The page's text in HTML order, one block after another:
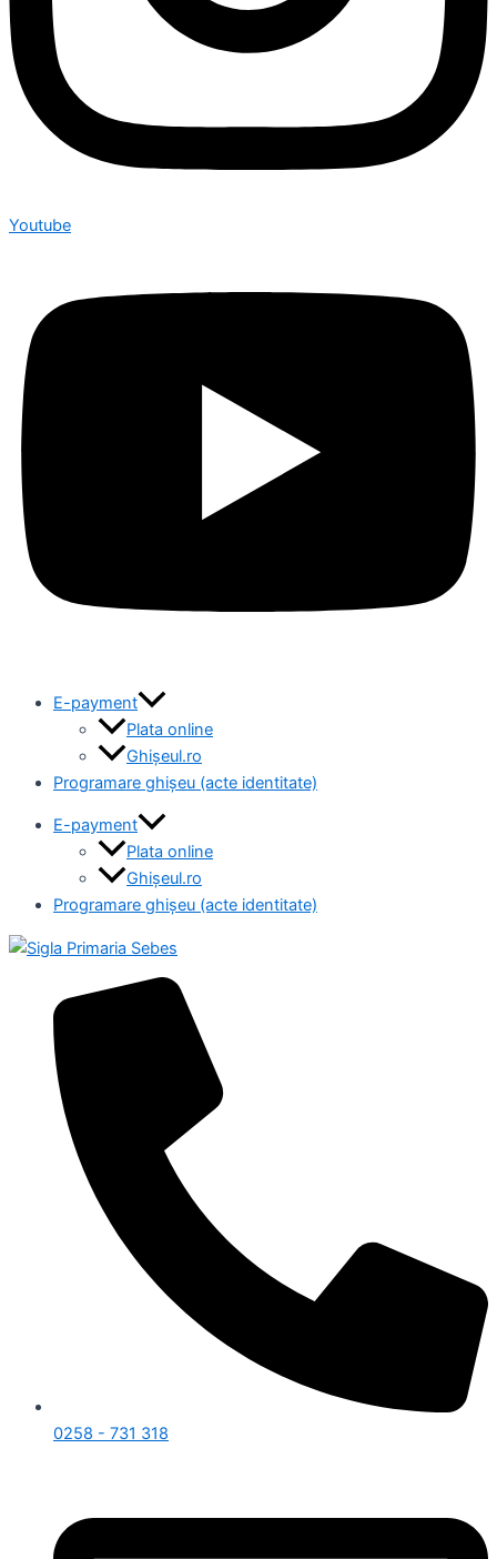
Youtube
E-payment
Plata online
Ghișeul.ro
Programare ghișeu (acte identitate)
E-payment
Plata online
Ghișeul.ro
Programare ghișeu (acte identitate)
0258 - 731 318